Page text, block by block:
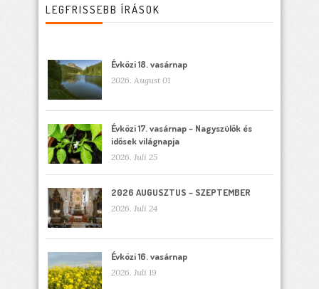
LEGFRISSEBB ÍRÁSOK
Évközi 18. vasárnap
2026. August 01
Évközi 17. vasárnap – Nagyszülők és
idősek világnapja
2026. Juli 25
2026 AUGUSZTUS – SZEPTEMBER
2026. Juli 24
Évközi 16. vasárnap
2026. Juli 19